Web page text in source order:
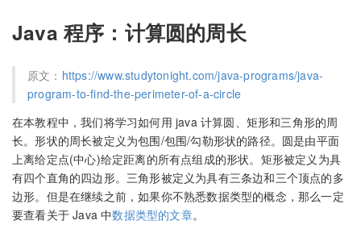
Java 程序：计算圆的周长
原文： https://www.studytonight.com/java-programs/java-
program-to-find-the-perimeter-of-a-circle
在本教程中，我们将学习如何用 java 计算圆、矩形和三角形的周
长。形状的周长被定义为包围/包围/勾勒形状的路径。圆是由平面
上离给定点(中心)给定距离的所有点组成的形状。矩形被定义为具
有四个直角的四边形。三角形被定义为具有三条边和三个顶点的多
边形。但是在继续之前，如果你不熟悉数据类型的概念，那么一定
要查看关于 Java 中数据类型的文章。